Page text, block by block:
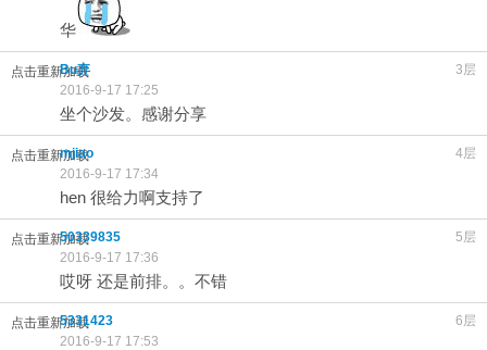
华
点击重新加载 3层
Bu弃
2016-9-17 17:25
坐个沙发。感谢分享
点击重新加载 4层
mjiao
2016-9-17 17:34
hen 很给力啊支持了
点击重新加载 5层
50339835
2016-9-17 17:36
哎呀 还是前排。。不错
点击重新加载 6层
5331423
2016-9-17 17:53